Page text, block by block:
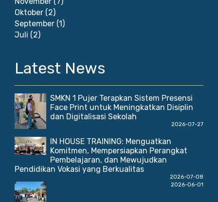
Oktober (2)
September (1)
Juli (2)
Latest News
SMKN 1 Pujer Terapkan Sistem Presensi
Face Print untuk Meningkatkan Disiplin
dan Digitalisasi Sekolah
2026-07-27
IN HOUSE TRAINING: Menguatkan
Komitmen, Mempersiapkan Perangkat
Pembelajaran, dan Mewujudkan
Pendidikan Vokasi yang Berkualitas
2026-07-08
2026-06-01